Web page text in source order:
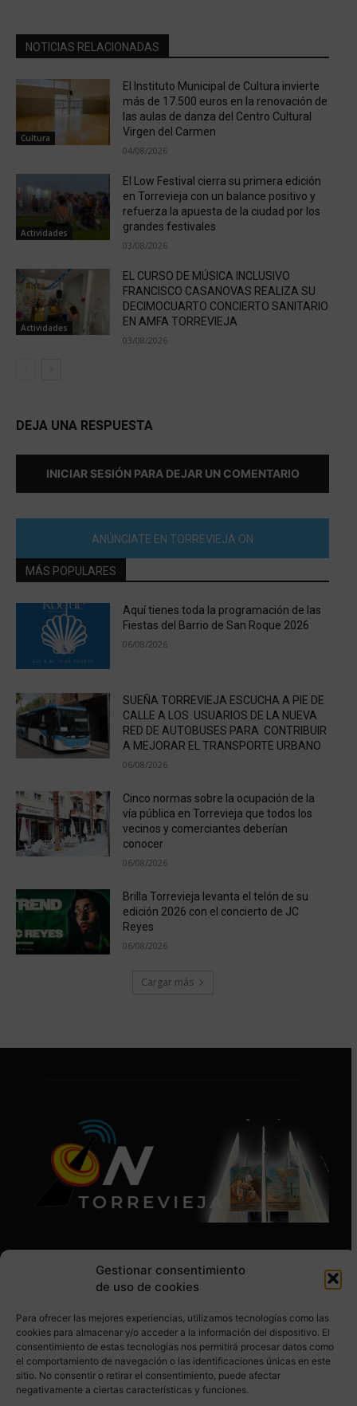
Gestionar consentimiento
de uso de cookies
Para ofrecer las mejores experiencias, utilizamos tecnologías como las
cookies para almacenar y/o acceder a la información del dispositivo. El
consentimiento de estas tecnologías nos permitirá procesar datos como
el comportamiento de navegación o las identificaciones únicas en este
sitio. No consentir o retirar el consentimiento, puede afectar
negativamente a ciertas características y funciones.
NOTICIAS RELACIONADAS
Cultura
El Instituto Municipal de Cultura invierte
más de 17.500 euros en la renovación de
las aulas de danza del Centro Cultural
Virgen del Carmen
04/08/2026
Actividades
El Low Festival cierra su primera edición
en Torrevieja con un balance positivo y
refuerza la apuesta de la ciudad por los
grandes festivales
03/08/2026
Actividades
EL CURSO DE MÚSICA INCLUSIVO
FRANCISCO CASANOVAS REALIZA SU
DECIMOCUARTO CONCIERTO SANITARIO
EN AMFA TORREVIEJA
03/08/2026
DEJA UNA RESPUESTA
INICIAR SESIÓN PARA DEJAR UN COMENTARIO
ANÚNCIATE EN TORREVIEJA ON
MÁS POPULARES
Aquí tienes toda la programación de las
Fiestas del Barrio de San Roque 2026
06/08/2026
SUEÑA TORREVIEJA ESCUCHA A PIE DE
CALLE A LOS USUARIOS DE LA NUEVA
RED DE AUTOBUSES PARA CONTRIBUIR
A MEJORAR EL TRANSPORTE URBANO
06/08/2026
Cinco normas sobre la ocupación de la
vía pública en Torrevieja que todos los
vecinos y comerciantes deberían
conocer
06/08/2026
Brilla Torrevieja levanta el telón de su
edición 2026 con el concierto de JC
Reyes
06/08/2026
Cargar más
SÍGUENOS EN REDES SOCIALES